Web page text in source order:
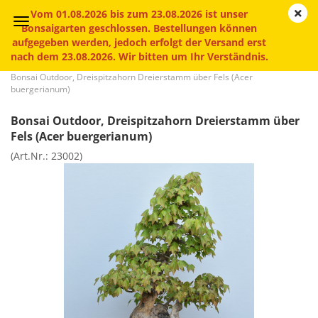
Vom 01.08.2026 bis zum 23.08.2026 ist unser
Bonsaigarten geschlossen. Bestellungen können
aufgegeben werden, jedoch erfolgt der Versand erst
nach dem 23.08.2026. Wir bitten um Ihr Verständnis.
Startseite » Bonsai » Outdoor-Bonsai für draußen »
Bonsai Outdoor, Dreispitzahorn Dreierstamm über Fels (Acer
buergerianum)
Bonsai Outdoor, Dreispitzahorn Dreierstamm über
Fels (Acer buergerianum)
(Art.Nr.: 23002)